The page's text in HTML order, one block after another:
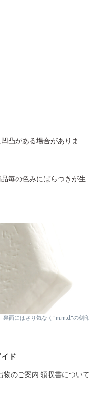
凸がある場合がありま
毎の色みにばらつきが生
裏面にはさり気なく"m.m.d."の刻印
ド
物のご案内 領収書について